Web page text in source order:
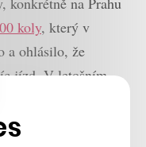
koly, který v
a ohlásilo, že
jízd. V letošním
nacházejí u
náměstí, Letná, u